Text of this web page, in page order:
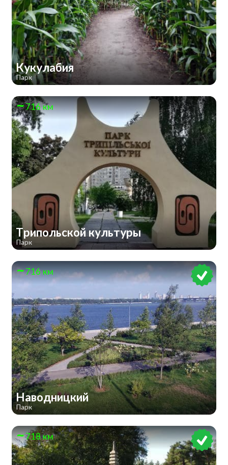
Кукулабия
Парк
716 км
Трипольской культуры
Парк
716 км
Наводницкий
Парк
718 км